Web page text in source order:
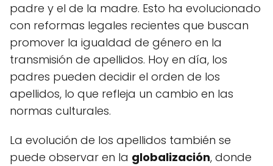
padre y el de la madre. Esto ha evolucionado
con reformas legales recientes que buscan
promover la igualdad de género en la
transmisión de apellidos. Hoy en día, los
padres pueden decidir el orden de los
apellidos, lo que refleja un cambio en las
normas culturales.
La evolución de los apellidos también se
puede observar en la globalización, donde